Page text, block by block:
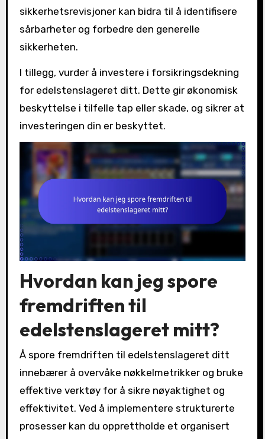
sikkerhetsrevisjoner kan bidra til å identifisere
sårbarheter og forbedre den generelle
sikkerheten.
I tillegg, vurder å investere i forsikringsdekning
for edelstenslageret ditt. Dette gir økonomisk
beskyttelse i tilfelle tap eller skade, og sikrer at
investeringen din er beskyttet.
Hvordan kan jeg spore
fremdriften til
edelstenslageret mitt?
Å spore fremdriften til edelstenslageret ditt
innebærer å overvåke nøkkelmetrikker og bruke
effektive verktøy for å sikre nøyaktighet og
effektivitet. Ved å implementere strukturerte
prosesser kan du opprettholde et organisert